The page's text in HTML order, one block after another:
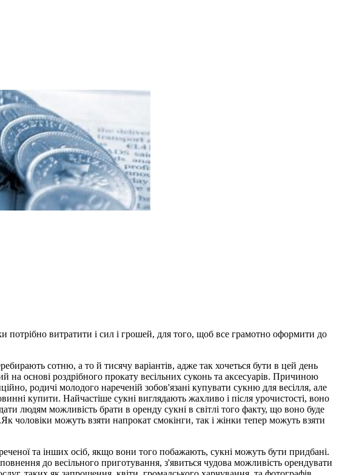
потрібно витратити і сил і грошей, для того, щоб все грамотно оформити до
сотню, а то й тисячу варіантів, адже так хочеться бути в цей день
основі роздрібного прокату весільних суконь та аксесуарів. Причиною
родичі молодого нареченій зобов'язані купувати сукню для весілля, але
купити. Найчастіше сукні виглядають жахливо і після урочистості, воно
людям можливість брати в оренду сукні в світлі того факту, що воно буде
чоловіки можуть взяти напрокат смокінги, так і жінки тепер можуть взяти
та інших осіб, якщо вони того побажають, сукні можуть бути придбані.
до весільного приготування, з'явиться чудова можливість орендувати